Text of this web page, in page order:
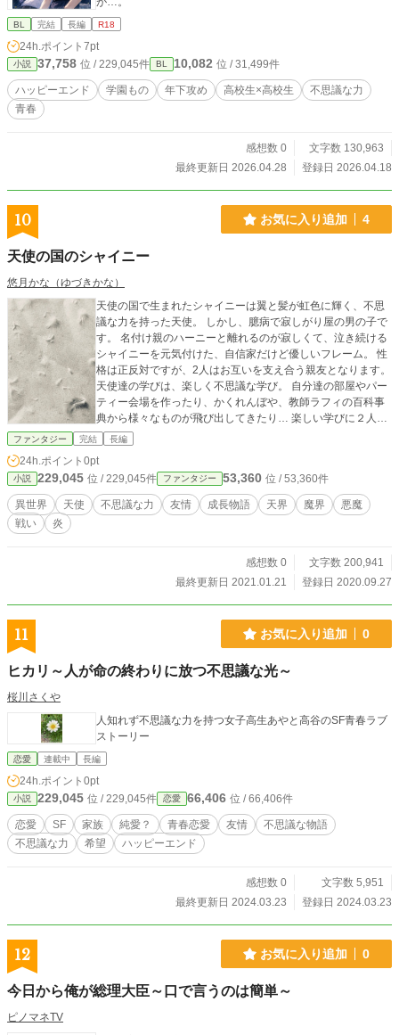
BL 完結 長編 R18
24h.ポイント 7pt
小説 37,758 位 / 229,045件 BL 10,082 位 / 31,499件
ハッピーエンド 学園もの 年下攻め 高校生×高校生
不思議な力
青春
感想数 0
文字数 130,963
最終更新日 2026.04.28
登録日 2026.04.18
10 お気に入り追加 4
天使の国のシャイニー
悠月かな（ゆづきかな）
天使の国で生まれたシャイニーは翼と髪が虹色に輝く、不思
議な力を持った天使。 しかし、臆病で寂しがり屋の男の子で
す。 名付け親のハーニーと離れるのが寂しくて、泣き続ける
シャイニーを元気付けた、自信家だけど優しいフレーム。 性
格は正反対ですが、2人はお互いを支え合う親友となります。
天使達の学びは、楽しく不思議な学び。 自分達の部屋やパー
ティー会場を作ったり、かくれんぼや、教師ラフィの百科事
典から様々なものが飛び出してきたり… 楽しい学びに２人
は、ワクワクしながら立派な天使に成長できるよう頑張りま
こえる不気味な声… そして、少しずつ変化する自分の心…フ
レームは戸惑います。 一方、シャイニーは不思議な力が開花
していきます。 そして、比例するように徐々に逞しくなって
いきます。 ある日、シャイニーは学びのかくれんぼの最中、
せん。 困り果てたシャイニーは、気付けば不思議な扉のあっ
た通路に戻っていました。 シャイニーは、その女の子の事が
を守る修業の旅です。 シャイニーは、かくれんぼの最中に出
会った女の子に会う為に地球を選びます。 シャイニーやフレ
教師のラフィ、名付け親のハーニーは、特別な力を持つ2人の
いきます。 シャイニーが、時には悩み苦しみ挫折をしながら
も、立派な天使を目指す成長物語です。 シャイニーの成長を
見守って頂けると嬉しいです。 小説家になろうさんとエブリ
ファンタジー 完結 長編
24h.ポイント 0pt
小説 229,045 位 / 229,045件 ファンタジー 53,360 位 / 53,360件
異世界 天使 不思議な力 友情 成長物語 天界 魔界
悪魔
戦い
炎
感想数 0
文字数 200,941
最終更新日 2021.01.21
登録日 2020.09.27
11 お気に入り追加 0
ヒカリ～人が命の終わりに放つ不思議な光～
桜川さくや
人知れず不思議な力を持つ女子高生あやと高谷のSF青春ラブ
ストーリー
恋愛 連載中 長編
24h.ポイント 0pt
小説 229,045 位 / 229,045件 恋愛 66,406 位 / 66,406件
恋愛 SF 家族 純愛？ 青春恋愛 友情
不思議な物語
不思議な力
希望 ハッピーエンド
感想数 0
文字数 5,951
最終更新日 2024.03.23
登録日 2024.03.23
12 お気に入り追加 0
今日から俺が総理大臣～口で言うのは簡単～
ピノマネTV